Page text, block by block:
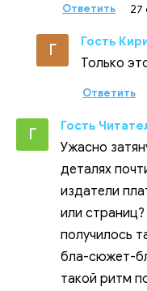
Ответить 27
Г Гость
Только
Ответить
Г Гость
Ужасно
деталях
издатели
или
получилось
бла-сюжет-
такой ритм